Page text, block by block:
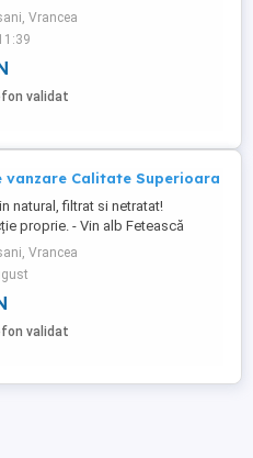
LEI. Vinurile sunt traditionale, de
Tuica peste 40 grade.
telefon sau whatssapp
Vrancea
validat
vanzare Calitate Superioara
natural, filtrat si netratat!
proprie. - Vin alb Fetească
Vin alb Risling - Vin Roze Merlot
vin este de 7 lei litrul. - Otonel 10
Vrancea
validat